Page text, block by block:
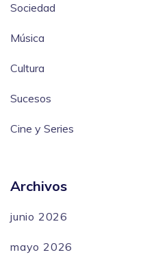
Sociedad
Música
Cultura
Sucesos
Cine y Series
Archivos
junio 2026
mayo 2026